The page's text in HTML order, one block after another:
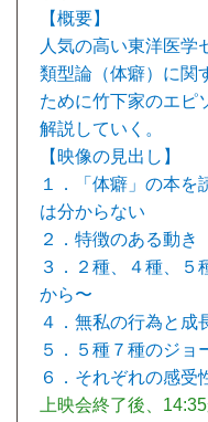
【概要】
人気の高い東洋医学
類型論（体癖）に関
ために竹下家のエピ
解説していく。
【映像の見出し】
１．「体癖」の本を
は分からない
２．特徴のある動
３．２種、４種、
から〜
４．無私の行為と成
５．５種７種のジョ
６．それぞれの感受
上映会終了後、